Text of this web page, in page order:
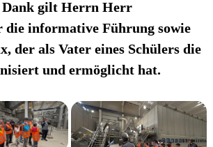
Dank gilt Herrn Herr
die informative Führung sowie
der als Vater eines Schülers die
und ermöglicht hat.